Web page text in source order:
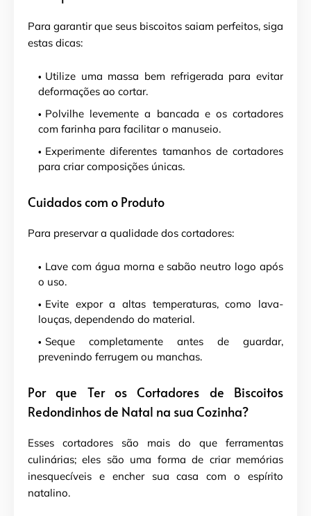
Para garantir que seus biscoitos saiam perfeitos, siga
estas dicas:
Utilize uma massa bem refrigerada para evitar
deformações ao cortar.
Polvilhe levemente a bancada e os cortadores
com farinha para facilitar o manuseio.
Experimente diferentes tamanhos de cortadores
para criar composições únicas.
Cuidados com o Produto
Para preservar a qualidade dos cortadores:
Lave com água morna e sabão neutro logo após
o uso.
Evite expor a altas temperaturas, como lava-
louças, dependendo do material.
Seque completamente antes de guardar,
prevenindo ferrugem ou manchas.
Por que Ter os Cortadores de Biscoitos
Redondinhos de Natal na sua Cozinha?
Esses cortadores são mais do que ferramentas
culinárias; eles são uma forma de criar memórias
inesquecíveis e encher sua casa com o espírito
natalino.